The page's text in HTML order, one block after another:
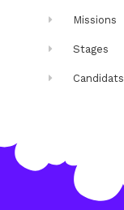
Missions
Stages
Candidats